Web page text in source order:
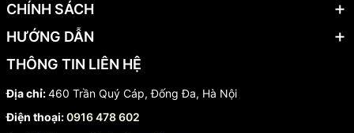
CHÍNH SÁCH
HƯỚNG DẪN
THÔNG TIN LIÊN HỆ
Địa chỉ:460 Trần Quý Cáp, Đống Đa, Hà Nội
Điện thoại:0916 478 602